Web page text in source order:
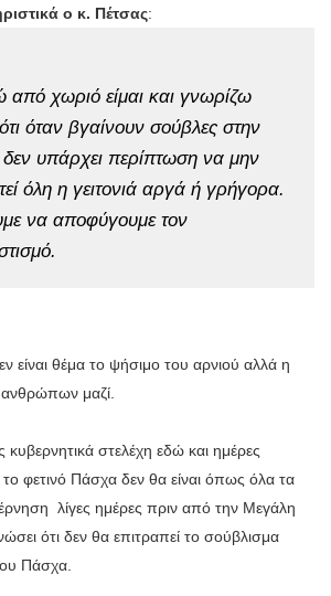
ο κ. Πέτσας:
από χωριό είμαι και γνωρίζω
όταν βγαίνουν σούβλες στην
υπάρχει περίπτωση να μην
όλη η γειτονιά αργά ή γρήγορα.
να αποφύγουμε τον
είναι θέμα το ψήσιμο του αρνιού αλλά η
μαζί.
στελέχη εδώ και ημέρες
το φετινό Πάσχα δεν θα είναι όπως όλα τα
λίγες ημέρες πριν από την Μεγάλη
ότι δεν θα επιτραπεί το σούβλισμα
Πάσχα.